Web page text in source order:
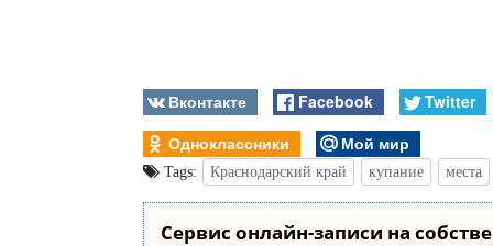
Вконтакте Facebook
Twitter
Одноклассники
Мой мир
Tags: Краснодарский край купание места
Сервис онлайн-записи на